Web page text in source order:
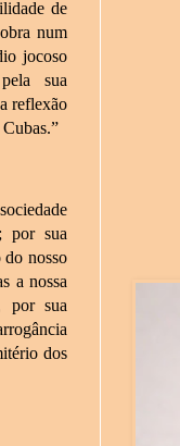
de
num
jocoso
sua
reflexão
por sua
do nosso
a nossa
por sua
dos